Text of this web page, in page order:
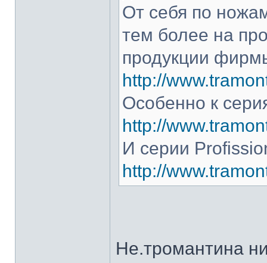
От себя по
тем более на
продукции
http://
Особенно к
http://
И серии
http://
Не.тромантина